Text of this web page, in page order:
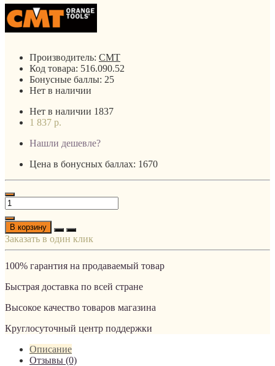
Производитель: CMT
Код товара: 516.090.52
Бонусные баллы: 25
Нет в наличии
Нет в наличии 1837
1 837 р.
Нашли дешевле?
Цена в бонусных баллах: 1670
В корзину
Заказать в один клик
100% гарантия на продаваемый товар
Быстрая доставка по всей стране
Высокое качество товаров магазина
Круглосуточный центр поддержки
Описание
Отзывы (0)